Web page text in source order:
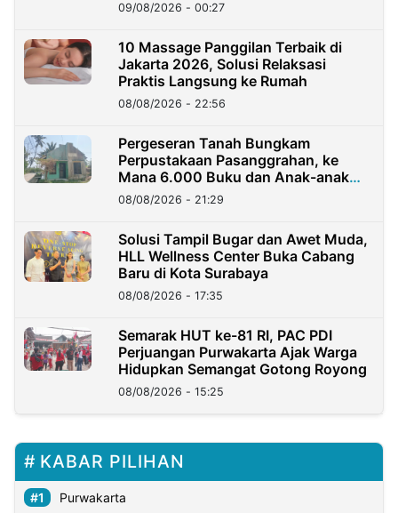
09/08/2026 - 00:27
10 Massage Panggilan Terbaik di
Jakarta 2026, Solusi Relaksasi
Praktis Langsung ke Rumah
08/08/2026 - 22:56
Pergeseran Tanah Bungkam
Perpustakaan Pasanggrahan, ke
Mana 6.000 Buku dan Anak-anak
Kini?
08/08/2026 - 21:29
Solusi Tampil Bugar dan Awet Muda,
HLL Wellness Center Buka Cabang
Baru di Kota Surabaya
08/08/2026 - 17:35
Semarak HUT ke-81 RI, PAC PDI
Perjuangan Purwakarta Ajak Warga
Hidupkan Semangat Gotong Royong
08/08/2026 - 15:25
KABAR PILIHAN
Purwakarta